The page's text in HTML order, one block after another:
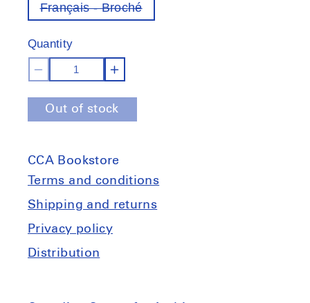
Français - BrochéVariant
out
Quantity
Decrease
quantity
for
Increase
quantity
for
Out of stock
CCA Bookstore
Terms and conditions
Shipping and returns
Privacy policy
Distribution